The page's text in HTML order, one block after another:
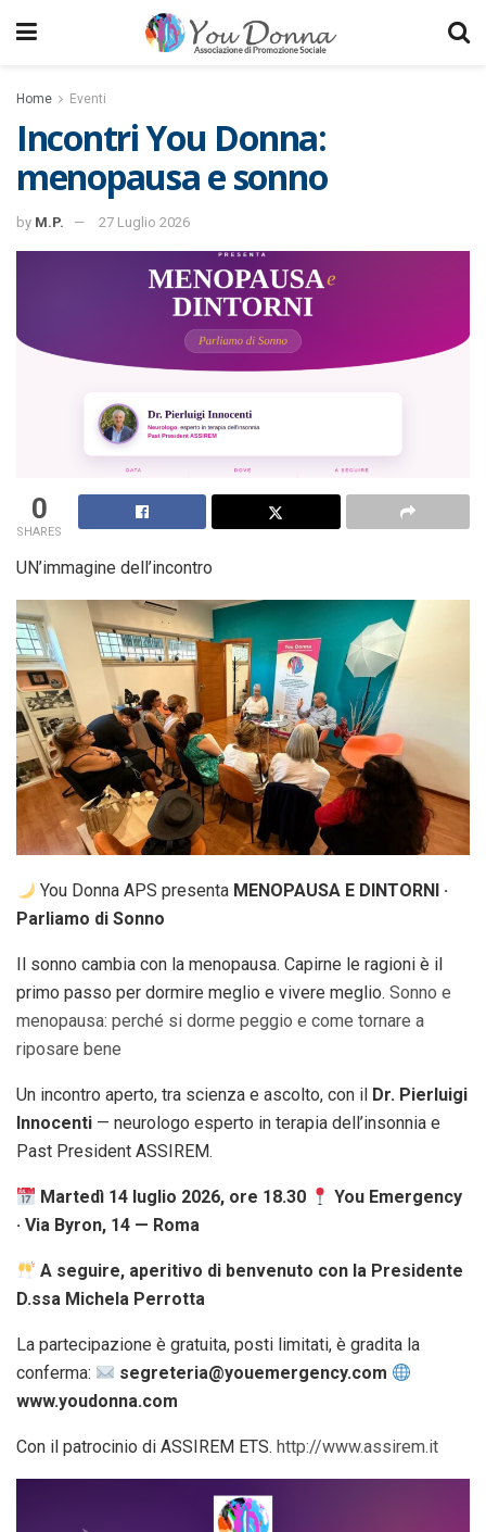
Home Eventi
Incontri You Donna:
menopausa e sonno
by M.P. 27 Luglio 2026
0
SHARES
UN’immagine dell’incontro
You Donna APS presenta MENOPAUSA E DINTORNI ·
Parliamo di Sonno
Il sonno cambia con la menopausa. Capirne le ragioni è il
primo passo per dormire meglio e vivere meglio. Sonno e
menopausa: perché si dorme peggio e come tornare a
riposare bene
Un incontro aperto, tra scienza e ascolto, con il Dr. Pierluigi
Innocenti — neurologo esperto in terapia dell’insonnia e
Past President ASSIREM.
Martedì 14 luglio 2026, ore 18.30
You Emergency
· Via Byron, 14 — Roma
A seguire, aperitivo di benvenuto con la Presidente
D.ssa Michela Perrotta
La partecipazione è gratuita, posti limitati, è gradita la
conferma:
segreteria@youemergency.com
www.youdonna.com
Con il patrocinio di ASSIREM ETS. http://www.assirem.it